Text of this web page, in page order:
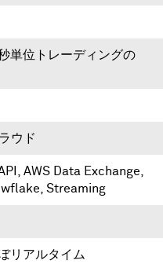
単位トレーディングの
ウド
AWS Data Exchange
Streaming
リアルタイム